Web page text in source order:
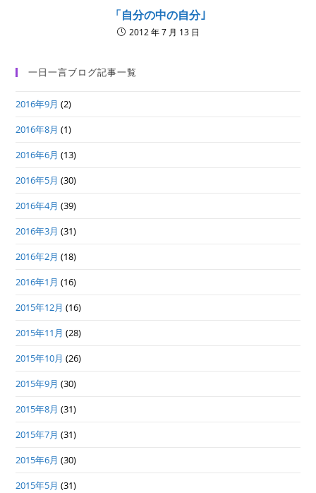
「自分の中の自分｣
2012 年 7 月 13 日
一日一言ブログ記事一覧
2016年9月 (2)
2016年8月 (1)
2016年6月 (13)
2016年5月 (30)
2016年4月 (39)
2016年3月 (31)
2016年2月 (18)
2016年1月 (16)
2015年12月 (16)
2015年11月 (28)
2015年10月 (26)
2015年9月 (30)
2015年8月 (31)
2015年7月 (31)
2015年6月 (30)
2015年5月 (31)